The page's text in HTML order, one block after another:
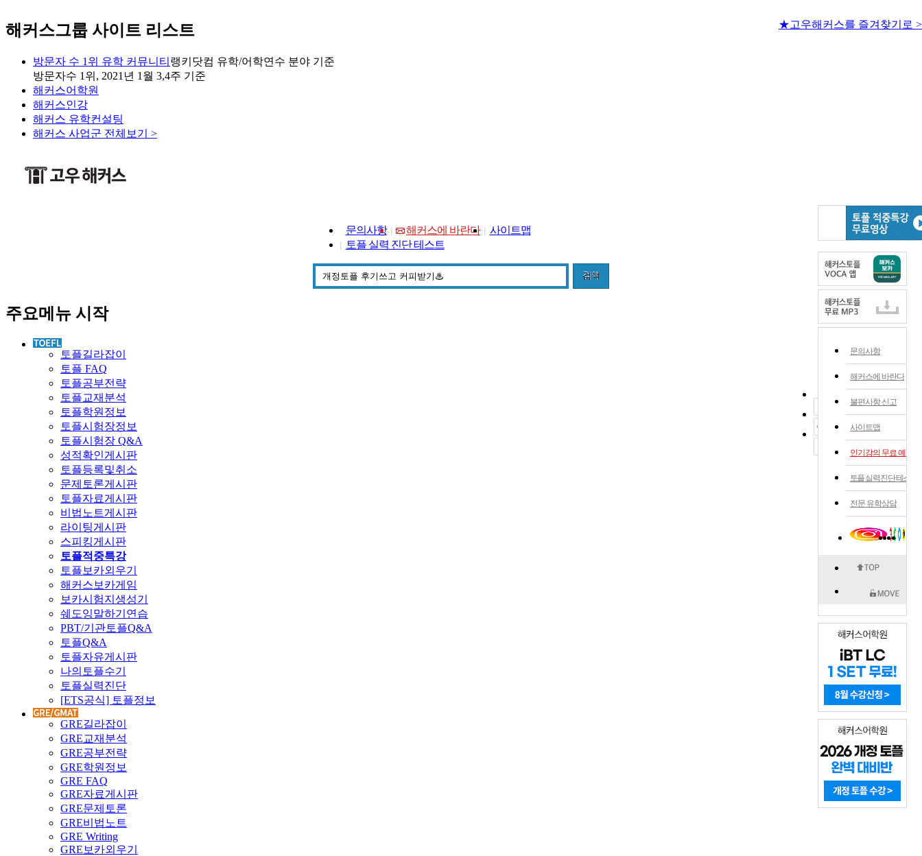
해커스그룹 사이트 리스트
방문자 수 1위 유학 커뮤니티 랭키닷컴 유학/어학연수 분야 기준
방문자수 1위, 2021년 1월 3,4주 기준
해커스어학원
해커스인강
해커스 유학컨설팅
해커스 사업군 전체보기 >
문의사항 해커스에 바란다
사이트맵
토플 실력 진단 테스트
★고우해커스를 즐겨찾기로 >
검색
주요메뉴 시작
토플길라잡이
토플 FAQ
토플공부전략
토플교재분석
토플학원정보
토플시험장정보
토플시험장 Q&A
성적확인게시판
토플등록및취소
문제토론게시판
토플자료게시판
비법노트게시판
라이팅게시판
스피킹게시판
토플적중특강
토플보카외우기
해커스보카게임
보카시험지생성기
쉐도잉말하기연습
PBT/기관토플Q&A
토플Q&A
토플자유게시판
나의토플수기
토플실력진단
[ETS공식] 토플정보
GRE길라잡이
GRE교재분석
GRE공부전략
GRE학원정보
GRE FAQ
GRE자료게시판
GRE문제토론
GRE비법노트
GRE Writing
GRE보카외우기
문의사항
해커스에 바란다
불편사항 신고
사이트맵
인기강의 무료 예약
토플 실력 진단 테스트
전문 유학상담